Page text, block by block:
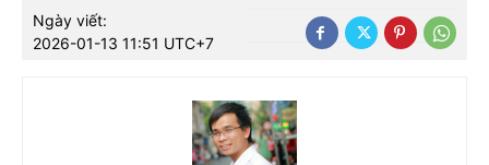
Ngày viết:
2026-01-13 11:51 UTC+7